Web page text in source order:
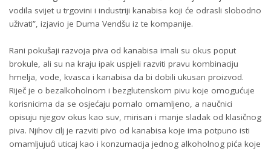
vodila svijet u trgovini i industriji kanabisa koji će odrasli slobodno
uživati”, izjavio je Duma Vendšu iz te kompanije.
Rani pokušaji razvoja piva od kanabisa imali su okus poput
brokule, ali su na kraju ipak uspjeli razviti pravu kombinaciju
hmelja, vode, kvasca i kanabisa da bi dobili ukusan proizvod.
Riječ je o bezalkoholnom i bezglutenskom pivu koje omogućuje
korisnicima da se osjećaju pomalo omamljeno, a naučnici
opisuju njegov okus kao suv, mirisan i manje sladak od klasičnog
piva. Njihov cilj je razviti pivo od kanabisa koje ima potpuno isti
omamljujući uticaj kao i konzumacija jednog alkoholnog pića koje